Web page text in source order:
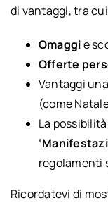
di vantaggi, tra
Omaggie
Offerte
Vantaggi
(come
La
regolamenti
Ricordatevi di